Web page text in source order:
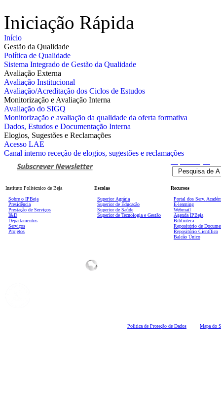
Iniciação Rápida
Início
Gestão da Qualidade
Política de Qualidade
Sistema Integrado de Gestão da Qualidade
Avaliação Externa
Avaliação Institucional
Avaliação/Acreditação dos Ciclos de Estudos
Monitorização e Avaliação Interna
Avaliação do SIGQ
Monitorização e avaliação da qualidade da oferta formativa
Dados, Estudos e Documentação Interna
Elogios, Sugestões e Reclamações
Acesso LAE
Canal interno receção de elogios, sugestões e reclamações
Instituto Politécnico de Beja
Sobre o IPBeja
Presidência
Prestação de Serviços
I&D
Departamentos
Serviços
Projetos
Escolas
Superior Agrária
Superior de Educação
Superior de Saúde
Superior de Tecnologia e Gestão
Recursos
Portal dos Serv.
E-learning
Webmail
Agenda IPBeja
Biblioteca
Repositório de
Repositório Científico
Balcão Único
Política de Proteção de Dados Mapa do